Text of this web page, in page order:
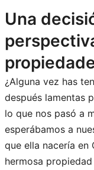
Una
¿Alguna vez has
después lamentas
lo que nos pasó a
esperábamos a
que ella nacería en
hermosa